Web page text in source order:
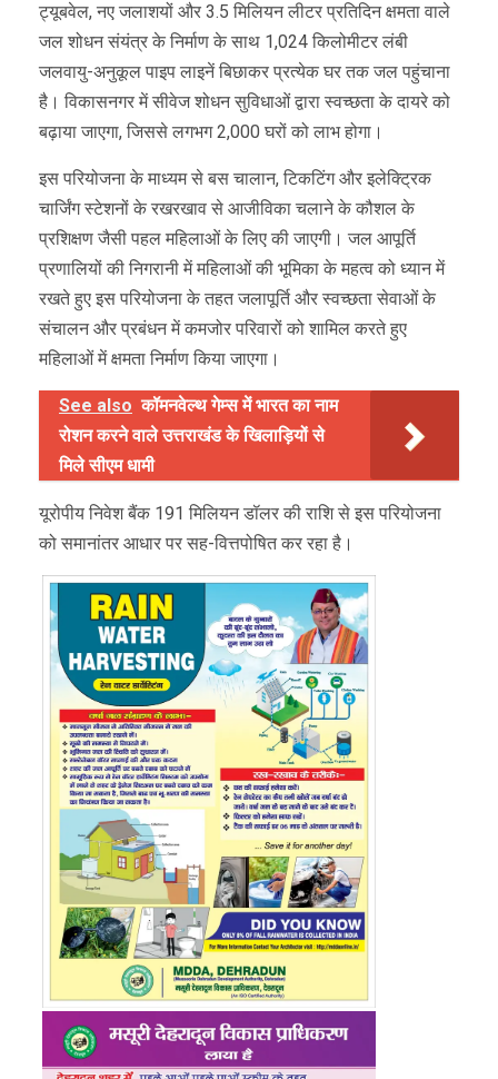
ट्यूबवेल, नए जलाशयों और 3.5 मिलियन लीटर प्रतिदिन क्षमता वाले
जल शोधन संयंत्र के निर्माण के साथ 1,024 किलोमीटर लंबी
जलवायु-अनुकूल पाइप लाइनें बिछाकर प्रत्येक घर तक जल पहुंचाना
है। विकासनगर में सीवेज शोधन सुविधाओं द्वारा स्वच्छता के दायरे को
बढ़ाया जाएगा, जिससे लगभग 2,000 घरों को लाभ होगा।
इस परियोजना के माध्यम से बस चालान, टिकटिंग और इलेक्ट्रिक
चार्जिंग स्टेशनों के रखरखाव से आजीविका चलाने के कौशल के
प्रशिक्षण जैसी पहल महिलाओं के लिए की जाएगी। जल आपूर्ति
प्रणालियों की निगरानी में महिलाओं की भूमिका के महत्व को ध्यान में
रखते हुए इस परियोजना के तहत जलापूर्ति और स्वच्छता सेवाओं के
संचालन और प्रबंधन में कमजोर परिवारों को शामिल करते हुए
महिलाओं में क्षमता निर्माण किया जाएगा।
See also कॉमनवेल्थ गेम्स में भारत का नाम
रोशन करने वाले उत्तराखंड के खिलाड़ियों से
मिले सीएम धामी
यूरोपीय निवेश बैंक 191 मिलियन डॉलर की राशि से इस परियोजना
को समानांतर आधार पर सह-वित्तपोषित कर रहा है।